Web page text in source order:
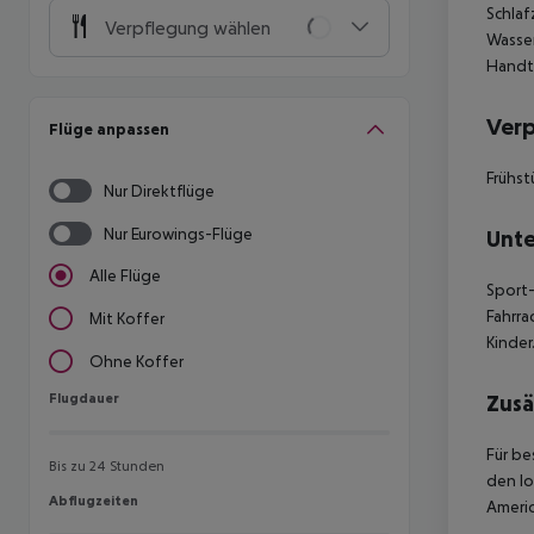
Verpflegung wählen
Flüge anpassen
Nur Direktflüge
Nur Eurowings-Flüge
Alle Flüge
Mit Koffer
Ohne Koffer
Flugdauer
Flugdauer
Bis zu 24 Stunden
Abflugzeiten
Abflugzeiten
Kinder.
Für
den